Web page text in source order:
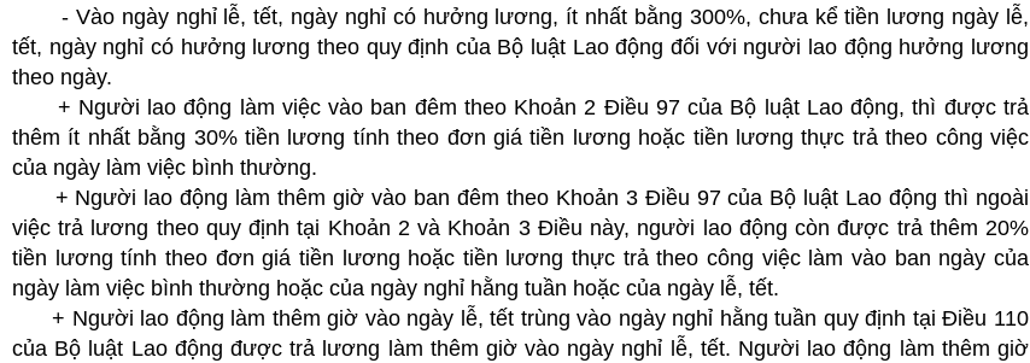
- Vào ngày nghỉ lễ, tết, ngày nghỉ có hưởng lương, ít nhất bằng 300%, chưa kể tiền lương ngày lễ,
tết, ngày nghỉ có hưởng lương theo quy định của Bộ luật Lao động đối với người lao động hưởng lương
theo ngày.
+ Người lao động làm việc vào ban đêm theo Khoản 2 Điều 97 của Bộ luật Lao động, thì được trả
thêm ít nhất bằng 30% tiền lương tính theo đơn giá tiền lương hoặc tiền lương thực trả theo công việc
của ngày làm việc bình thường.
+ Người lao động làm thêm giờ vào ban đêm theo Khoản 3 Điều 97 của Bộ luật Lao động thì ngoài
việc trả lương theo quy định tại Khoản 2 và Khoản 3 Điều này, người lao động còn được trả thêm 20%
tiền lương tính theo đơn giá tiền lương hoặc tiền lương thực trả theo công việc làm vào ban ngày của
ngày làm việc bình thường hoặc của ngày nghỉ hằng tuần hoặc của ngày lễ, tết.
+ Người lao động làm thêm giờ vào ngày lễ, tết trùng vào ngày nghỉ hằng tuần quy định tại Điều 110
của Bộ luật Lao động được trả lương làm thêm giờ vào ngày nghỉ lễ, tết. Người lao động làm thêm giờ